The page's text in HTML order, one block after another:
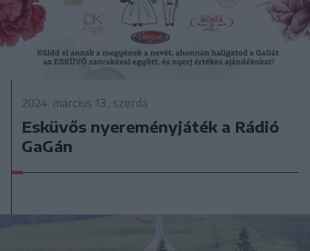
2024. március 13., szerda
Esküvős nyereményjáték a Rádió
GaGán